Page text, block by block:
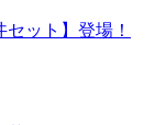
ット】登場！